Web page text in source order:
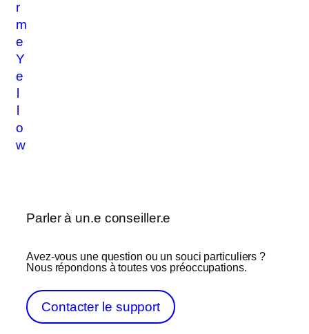
r
m
e
Y
e
l
l
o
w
Parler à un.e conseiller.e
Avez-vous une question ou un souci particuliers ?
Nous répondons à toutes vos préoccupations.
Contacter le support